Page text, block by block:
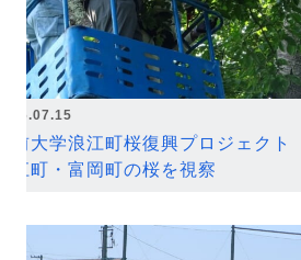
2026.07.15
弘前大学浪江町桜復興プロジェクト
浪江町・富岡町の桜を視察